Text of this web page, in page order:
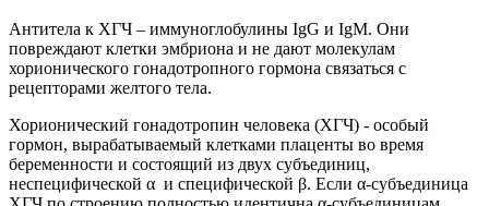
Антитела к ХГЧ – иммуноглобулины IgG и IgM. Они
повреждают клетки эмбриона и не дают молекулам
хорионического гонадотропного гормона связаться с
рецепторами желтого тела.
Хорионический гонадотропин человека (ХГЧ) - особый
гормон, вырабатываемый клетками плаценты во время
беременности и состоящий из двух субъединиц,
неспецифической α и специфической β. Если α-субъединица